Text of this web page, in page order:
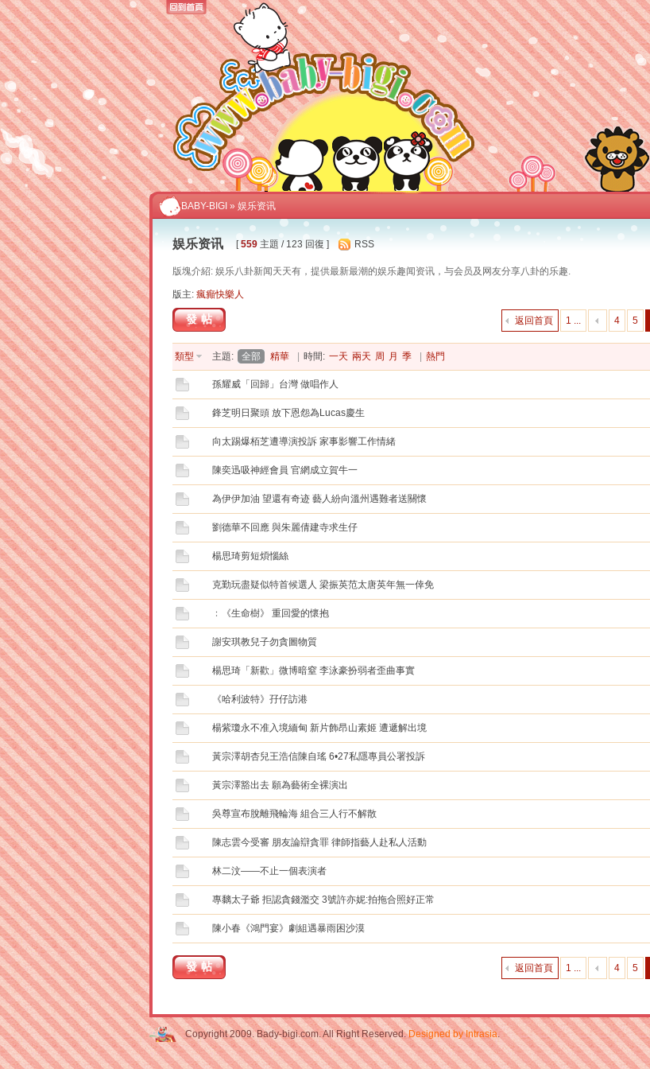
BABY-BIGI » 娱乐资讯
娱乐资讯 [559 主題 / 123 回復 ] RSS
版塊介紹: 娱乐八卦新闻天天有，提供最新最潮的娱乐趣闻资讯，与会员及网友分享八卦的乐趣.
版主: 瘋癲快樂人
1 ... 4 5
返回首頁
發帖
類型 主題: 全部 精華 時間: 一天 兩天 周 月 季 熱門
孫耀威「回歸」台灣 做唱作人
鋒芝明日聚頭 放下恩怨為Lucas慶生
向太踢爆栢芝遭導演投訴 家事影響工作情緒
陳奕迅吸神經會員 官網成立賀牛一
為伊伊加油 望還有奇迹 藝人紛向溫州遇難者送關懷
劉德華不回應 與朱麗倩建寺求生仔
楊思琦剪短煩惱絲
克勤玩盡疑似特首候選人 梁振英范太唐英年無一倖免
﹕《生命樹》 重回愛的懷抱
謝安琪教兒子勿貪圖物質
楊思琦「新歡」微博暗窒 李泳豪扮弱者歪曲事實
《哈利波特》孖仔訪港
楊紫瓊永不准入境緬甸 新片飾昂山素姬 遭遞解出境
黃宗澤胡杏兒王浩信陳自瑤 6•27私隱專員公署投訴
黃宗澤豁出去 願為藝術全裸演出
吳尊宣布脫離飛輪海 組合三人行不解散
陳志雲今受審 朋友論辯貪罪 律師指藝人赴私人活動
林二汶——不止一個表演者
專黐太子爺 拒認貪錢濫交 3號許亦妮:拍拖合照好正常
陳小春《鴻門宴》劇組遇暴雨困沙漠
1 ... 4 5
返回首頁
發帖
Copyright 2009. Bady-bigi.com. All Right Reserved.Designed by Intrasia.